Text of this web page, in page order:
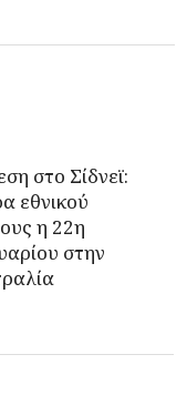
στο Σίδνεϊ:
εθνικού
η 22η
στην